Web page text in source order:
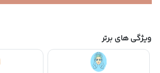
ویژگی های برتر